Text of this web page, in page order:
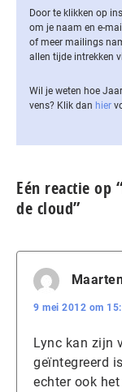
Door te klikken op
om je naam en e-
of meer mailings
allen tijde intrekken
Wil je weten hoe
vens? Klik dan hier
Eén reactie op
de cloud”
9 mei 2012 om
Lync kan zijn
geïntegreerd
echter ook